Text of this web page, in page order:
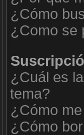
¿Cómo
¿Como se
¿Cuál es
tema?
¿Cómo
¿Cómo